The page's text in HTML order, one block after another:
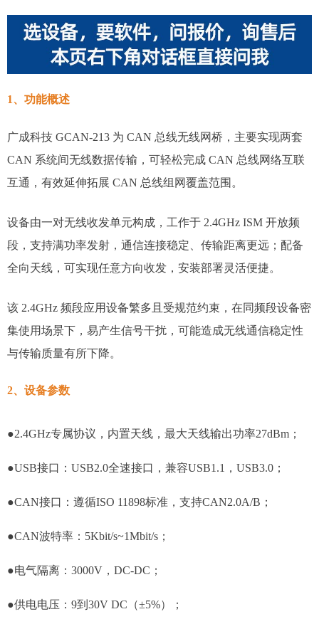
1、功能概述
广成科技 GCAN-213 为 CAN 总线无线网桥，主要实现两套
CAN 系统间无线数据传输，可轻松完成 CAN 总线网络互联
互通，有效延伸拓展 CAN 总线组网覆盖范围。
设备由一对无线收发单元构成，工作于 2.4GHz ISM 开放频
段，支持满功率发射，通信连接稳定、传输距离更远；配备
全向天线，可实现任意方向收发，安装部署灵活便捷。
该 2.4GHz 频段应用设备繁多且受规范约束，在同频段设备密
集使用场景下，易产生信号干扰，可能造成无线通信稳定性
与传输质量有所下降。
2、设备参数
●2.4GHz专属协议，内置天线，最大天线输出功率27dBm；
●USB接口：USB2.0全速接口，兼容USB1.1，USB3.0；
●CAN接口：遵循ISO 11898标准，支持CAN2.0A/B；
●CAN波特率：5Kbit/s~1Mbit/s；
●电气隔离：3000V，DC-DC；
●供电电压：9到30V DC（±5%）；